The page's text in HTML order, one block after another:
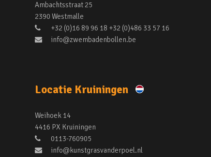
Ambachtsstraat 25
2390 Westmalle
+32 (0)16 89 96 18 +32 (0)486 33 57 16
info@zwembadenbollen.be
Locatie Kruiningen
Weihoek 14
4416 PX Kruiningen
0113-760905
info@kunstgrasvanderpoel.nl